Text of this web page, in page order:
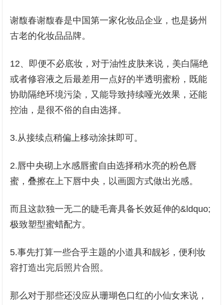
谢馥春谢馥春是中国第一家化妆品企业，也是扬州
古老的化妆品品牌。
12、即便不必底妆，对于油性皮肤来说，美白隔绝
或者修容液之后最差用一点好的半透明蜜粉，既能
协助隔绝环境污染，又能导致持续哑光效果，还能
控油，是很不俗的自由选择。
3.从接续点稍偏上移动涂抹即可。
2.唇中央砌上水感唇蜜自由选择稍水亮的粉色唇
蜜，叠擦在上下唇中央，以画圆方式做出光感。
而且这款独一无二的睫毛膏具备长效延伸的&ldquo;
极致塑型蜜蜡配方。
5.事先打算一些合乎主题的小道具和靓衫，便利妆
容打造出完后照片合照。
那么对于那些还没应从珊瑚色口红的小仙女来说，